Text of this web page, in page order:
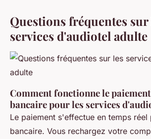
Questions fréquentes sur
services d'audiotel adulte
Comment fonctionne le
bancaire pour les services
Le paiement s'effectue en temps réel
bancaire. Vous rechargez votre